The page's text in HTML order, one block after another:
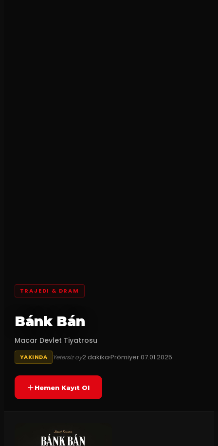
TRAJEDI & DRAM
Bánk Bán
Macar Devlet Tiyatrosu
YAKINDA Yetersiz oy2 dakikaPrömiyer 07.01.2025
Hemen Kayıt Ol